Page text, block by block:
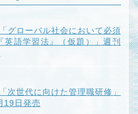
グローバル社会において必須
語学習法』（仮題）」週刊
次世代に向けた管理職研修」
19日発売